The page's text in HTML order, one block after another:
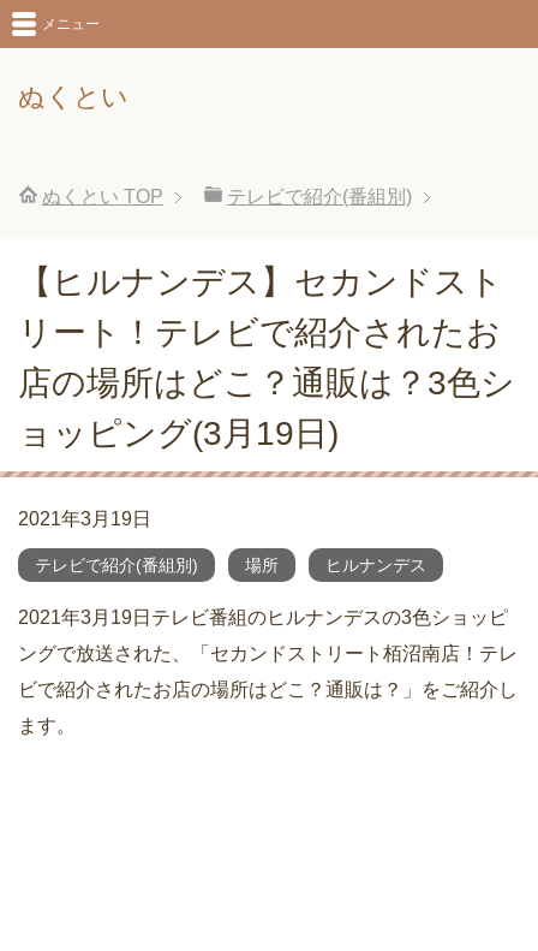
ぬくとい
メニュー
ぬくとい TOP テレビで紹介(番組別)
【ヒルナンデス】セカンドスト
リート！テレビで紹介されたお
店の場所はどこ？通販は？3色シ
ョッピング(3月19日)
2021年3月19日
テレビで紹介(番組別) 場所 ヒルナンデス
2021年3月19日テレビ番組のヒルナンデスの3色ショッピ
ングで放送された、「セカンドストリート栢沼南店！テレ
ビで紹介されたお店の場所はどこ？通販は？」をご紹介し
ます。